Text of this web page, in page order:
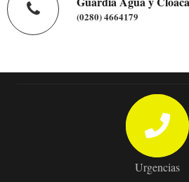
(0280) 4664179
Urgencias